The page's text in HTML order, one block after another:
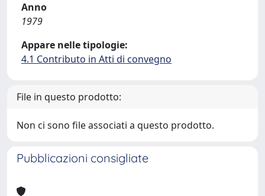
Anno
1979
Appare nelle tipologie:
4.1 Contributo in Atti di convegno
File in questo prodotto:
Non ci sono file associati a questo prodotto.
Pubblicazioni consigliate